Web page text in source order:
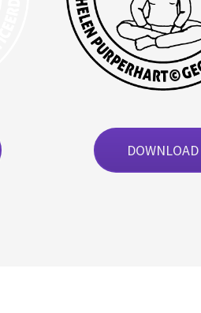
DOWNLOAD